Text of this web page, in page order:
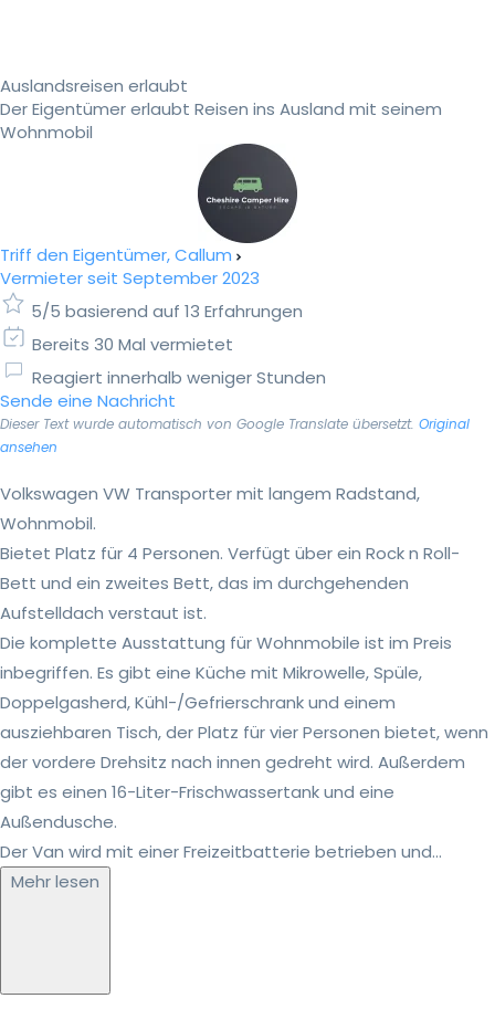
Auslandsreisen erlaubt
Der Eigentümer erlaubt Reisen ins Ausland mit seinem
Wohnmobil
Triff den Eigentümer, Callum
Vermieter seit September 2023
5/5 basierend auf 13 Erfahrungen
Bereits 30 Mal vermietet
Reagiert innerhalb weniger Stunden
Sende eine Nachricht
Dieser Text wurde automatisch von Google Translate übersetzt. Original
ansehen
Volkswagen VW Transporter mit langem Radstand,
Wohnmobil.
Bietet Platz für 4 Personen. Verfügt über ein Rock n Roll-
Bett und ein zweites Bett, das im durchgehenden
Aufstelldach verstaut ist.
Die komplette Ausstattung für Wohnmobile ist im Preis
inbegriffen. Es gibt eine Küche mit Mikrowelle, Spüle,
Doppelgasherd, Kühl-/Gefrierschrank und einem
ausziehbaren Tisch, der Platz für vier Personen bietet, wenn
der vordere Drehsitz nach innen gedreht wird. Außerdem
gibt es einen 16-Liter-Frischwassertank und eine
Außendusche.
Der Van wird mit einer Freizeitbatterie betrieben und...
Mehr lesen